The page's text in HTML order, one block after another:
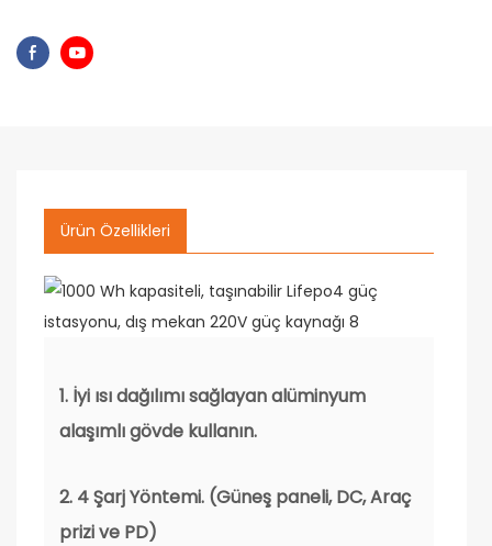
Ürün Özellikleri
1. İyi ısı dağılımı sağlayan alüminyum
alaşımlı gövde kullanın.
2. 4 Şarj Yöntemi. (Güneş paneli, DC, Araç
prizi ve PD)